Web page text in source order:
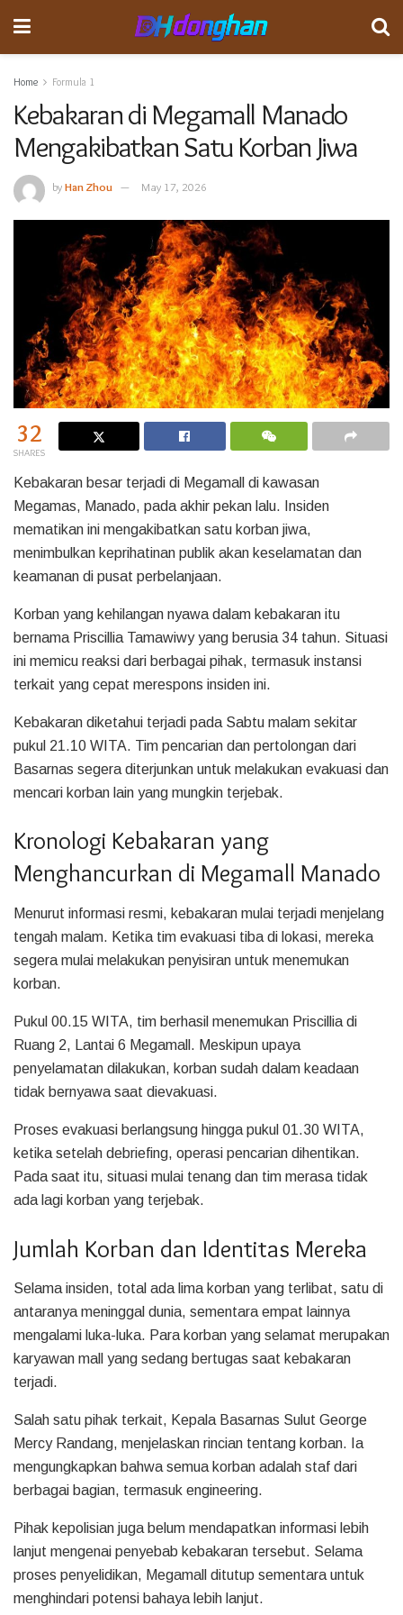
Home Formula 1
Kebakaran di Megamall Manado
Mengakibatkan Satu Korban Jiwa
byHan Zhou May 17, 2026
32
SHARES
Kebakaran besar terjadi di Megamall di kawasan
Megamas, Manado, pada akhir pekan lalu. Insiden
mematikan ini mengakibatkan satu korban jiwa,
menimbulkan keprihatinan publik akan keselamatan dan
keamanan di pusat perbelanjaan.
Korban yang kehilangan nyawa dalam kebakaran itu
bernama Priscillia Tamawiwy yang berusia 34 tahun. Situasi
ini memicu reaksi dari berbagai pihak, termasuk instansi
terkait yang cepat merespons insiden ini.
Kebakaran diketahui terjadi pada Sabtu malam sekitar
pukul 21.10 WITA. Tim pencarian dan pertolongan dari
Basarnas segera diterjunkan untuk melakukan evakuasi dan
mencari korban lain yang mungkin terjebak.
Kronologi Kebakaran yang
Menghancurkan di Megamall Manado
Menurut informasi resmi, kebakaran mulai terjadi menjelang
tengah malam. Ketika tim evakuasi tiba di lokasi, mereka
segera mulai melakukan penyisiran untuk menemukan
korban.
Pukul 00.15 WITA, tim berhasil menemukan Priscillia di
Ruang 2, Lantai 6 Megamall. Meskipun upaya
penyelamatan dilakukan, korban sudah dalam keadaan
tidak bernyawa saat dievakuasi.
Proses evakuasi berlangsung hingga pukul 01.30 WITA,
ketika setelah debriefing, operasi pencarian dihentikan.
Pada saat itu, situasi mulai tenang dan tim merasa tidak
ada lagi korban yang terjebak.
Jumlah Korban dan Identitas Mereka
Selama insiden, total ada lima korban yang terlibat, satu di
antaranya meninggal dunia, sementara empat lainnya
mengalami luka-luka. Para korban yang selamat merupakan
karyawan mall yang sedang bertugas saat kebakaran
terjadi.
Salah satu pihak terkait, Kepala Basarnas Sulut George
Mercy Randang, menjelaskan rincian tentang korban. Ia
mengungkapkan bahwa semua korban adalah staf dari
berbagai bagian, termasuk engineering.
Pihak kepolisian juga belum mendapatkan informasi lebih
lanjut mengenai penyebab kebakaran tersebut. Selama
proses penyelidikan, Megamall ditutup sementara untuk
menghindari potensi bahaya lebih lanjut.